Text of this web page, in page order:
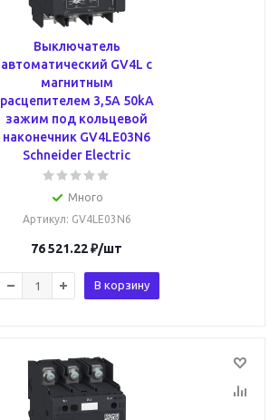
Выключатель
автоматический GV4L с
магнитным
расцепителем 3,5A 50kA
зажим под кольцевой
наконечник GV4LE03N6
Schneider Electric
Много
Артикул: GV4LE03N6
76 521.22₽/шт
В корзину